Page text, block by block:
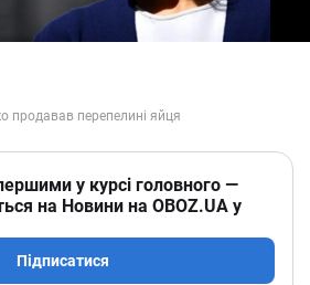
у курсі головного —
на Новини на OBOZ.UA у
Підписатися